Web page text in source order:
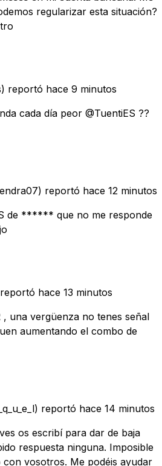
regularizar esta situación?
reportó hace 9 minutos
cada día peor @TuentiES ??
reportó hace 12 minutos
de ****** que no me responde
hace 13 minutos
, una vergüenza no tenes señal
aumentando el combo de
reportó hace 14 minutos
os escribí para dar de baja
respuesta ninguna. Imposible
vosotros. Me podéis ayudar